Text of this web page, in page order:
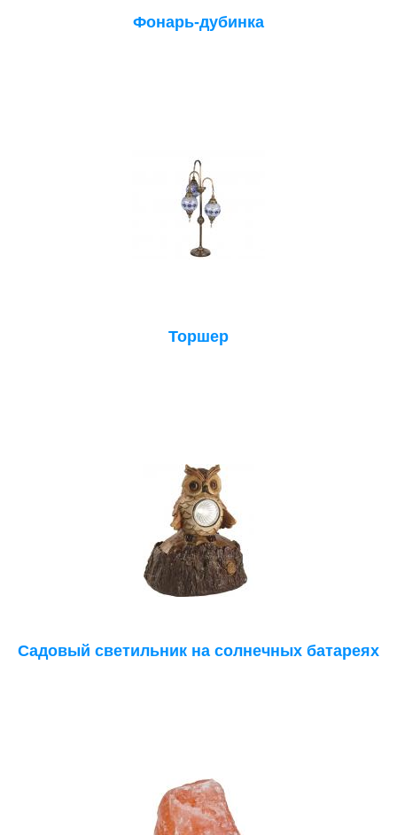
Фонарь-дубинка
Торшер
Садовый светильник на солнечных батареях